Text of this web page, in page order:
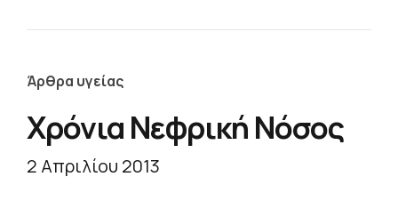
Άρθρα υγείας
Χρόνια Νεφρική Νόσος
2 Απριλίου 2013